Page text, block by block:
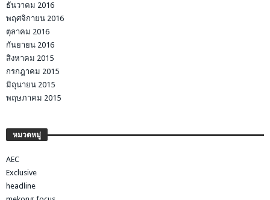
ธันวาคม 2016
พฤศจิกายน 2016
ตุลาคม 2016
กันยายน 2016
สิงหาคม 2015
กรกฎาคม 2015
มิถุนายน 2015
พฤษภาคม 2015
หมวดหมู่
AEC
Exclusive
headline